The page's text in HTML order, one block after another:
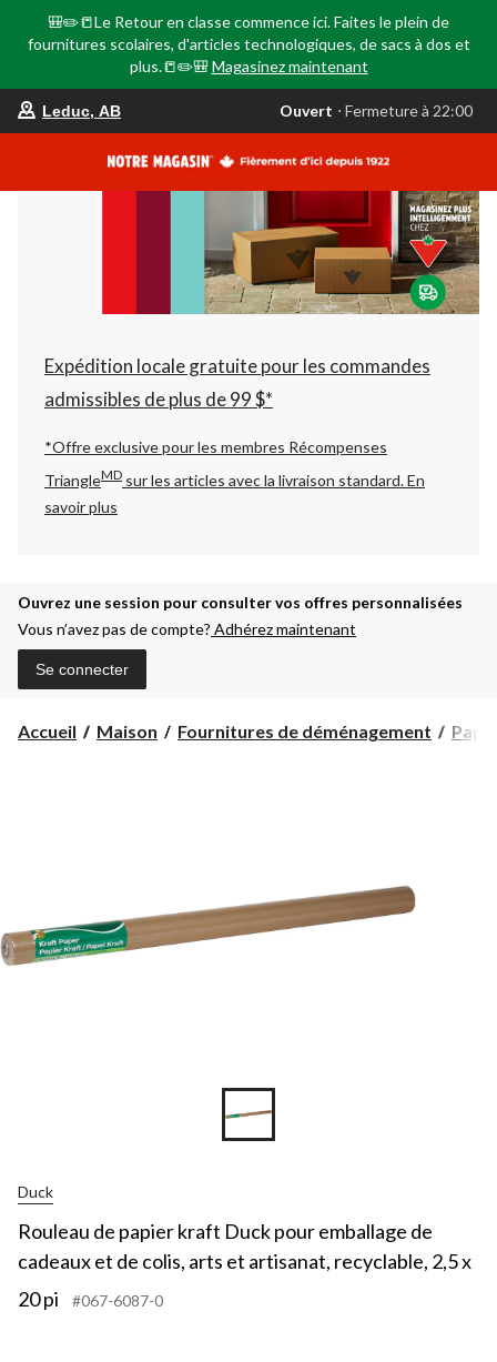
🎒✏️📒Le Retour en classe commence ici. Faites le plein de
fournitures scolaires, d'articles technologiques, de sacs à dos et
plus.📒✏️🎒 Magasinez maintenant
votre
est
AB,
Ouvert,
Fermeture
à
22:00
changer
Leduc, AB Ouvert ⋅ Fermeture à 22:00
Expédition locale gratuite pour les commandes
admissibles de plus de 99 $*
*Offre exclusive pour les membres Récompenses
TriangleMD sur les articles avec la livraison standard.En
savoir plus
Ouvrez une session pour consulter vos offres personnalisées
Vous n’avez pas de compte? Adhérez maintenant
Se connecter
Accueil Maison Fournitures de déménagement
Duck
Rouleau de papier kraft Duck pour emballage de
cadeaux et de colis, arts et artisanat, recyclable, 2,5 x
20 pi
#067-6087-0